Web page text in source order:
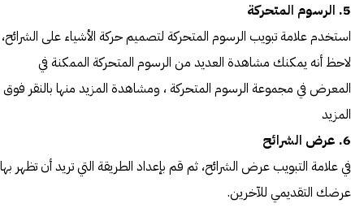
5. الرسوم المتحركة
استخدم علامة تبويب الرسوم المتحركة لتصميم حركة الأشياء على الشرائح،
لاحظ أنه يمكنك مشاهدة العديد من الرسوم المتحركة الممكنة في
المعرض في مجموعة الرسوم المتحركة ، ومشاهدة المزيد منها بالنقر فوق
المزيد
6. عرض الشرائح
في علامة التبويب عرض الشرائح، ثم قم بإعداد الطريقة التي تريد أن تظهر بها
عرضك التقديمي للآخرين.